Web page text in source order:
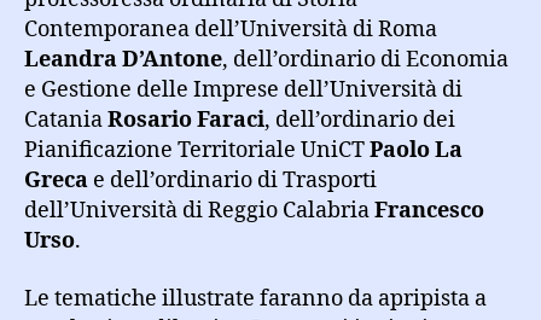
Contemporanea dell’Università di Roma
Leandra D’Antone, dell’ordinario di Economia
e Gestione delle Imprese dell’Università di
CataniaRosario Faraci, dell’ordinario dei
Pianificazione Territoriale UniCTPaolo La
Greca e dell’ordinario di Trasporti
dell’Università di Reggio CalabriaFrancesco
Urso.
Le tematiche illustrate faranno da apripista a